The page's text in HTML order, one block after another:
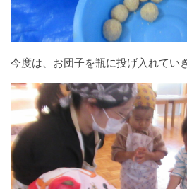
今度は、お団子を瓶に投げ入れてい